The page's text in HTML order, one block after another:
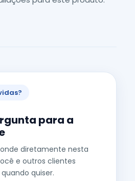
para a
diretamente nesta
e outros clientes
quiser.